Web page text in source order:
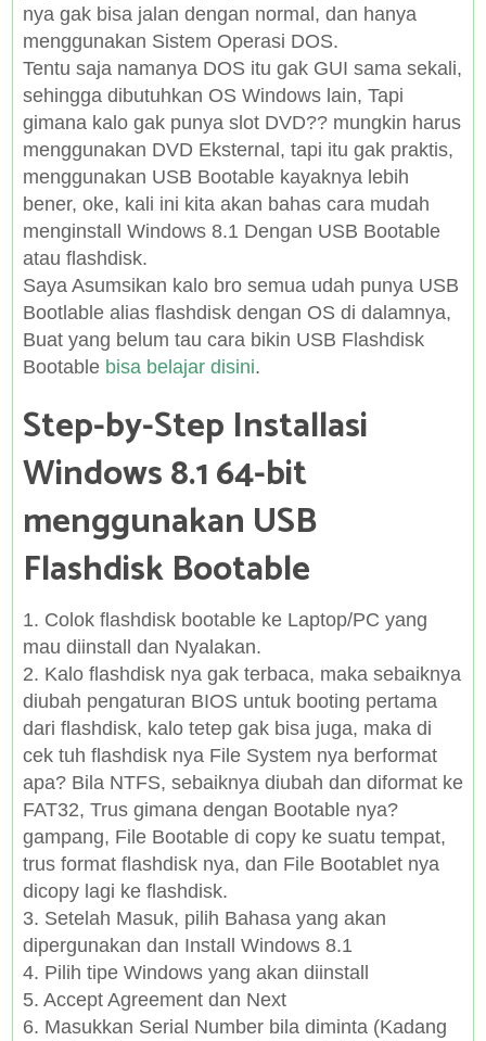
nya gak bisa jalan dengan normal, dan hanya
menggunakan Sistem Operasi DOS.
Tentu saja namanya DOS itu gak GUI sama sekali,
sehingga dibutuhkan OS Windows lain, Tapi
gimana kalo gak punya slot DVD?? mungkin harus
menggunakan DVD Eksternal, tapi itu gak praktis,
menggunakan USB Bootable kayaknya lebih
bener, oke, kali ini kita akan bahas cara mudah
menginstall Windows 8.1 Dengan USB Bootable
atau flashdisk.
Saya Asumsikan kalo bro semua udah punya USB
Bootlable alias flashdisk dengan OS di dalamnya,
Buat yang belum tau cara bikin USB Flashdisk
Bootable bisa belajar disini.
Step-by-Step Installasi
Windows 8.1 64-bit
menggunakan USB
Flashdisk Bootable
1. Colok flashdisk bootable ke Laptop/PC yang
mau diinstall dan Nyalakan.
2. Kalo flashdisk nya gak terbaca, maka sebaiknya
diubah pengaturan BIOS untuk booting pertama
dari flashdisk, kalo tetep gak bisa juga, maka di
cek tuh flashdisk nya File System nya berformat
apa? Bila NTFS, sebaiknya diubah dan diformat ke
FAT32, Trus gimana dengan Bootable nya?
gampang, File Bootable di copy ke suatu tempat,
trus format flashdisk nya, dan File Bootablet nya
dicopy lagi ke flashdisk.
3. Setelah Masuk, pilih Bahasa yang akan
dipergunakan dan Install Windows 8.1
4. Pilih tipe Windows yang akan diinstall
5. Accept Agreement dan Next
6. Masukkan Serial Number bila diminta (Kadang